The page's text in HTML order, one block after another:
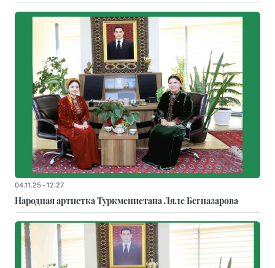
04.11.25 - 12:27
Народная артистка Туркменистана Ляле Бегназарова